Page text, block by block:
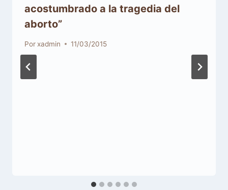
acostumbrado a la tragedia del
aborto”
Por xadmin 11/03/2015